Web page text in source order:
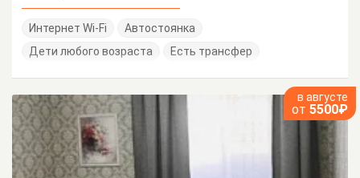
Интернет Wi-Fi
Автостоянка
Дети любого возраста
Есть трансфер
в августе
от 5500₽